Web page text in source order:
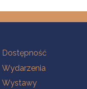
Na skróty
Dostępność
Wydarzenia
Wystawy